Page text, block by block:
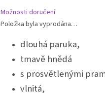
Možnosti doručení
Položka byla vyprodána…
dlouhá paruka,
tmavě hnědá
s prosvětlenými
vlnitá,